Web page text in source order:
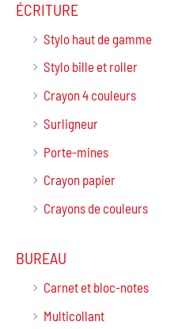
ÉCRITURE
Stylo haut de gamme
Stylo bille et roller
Crayon 4 couleurs
Surligneur
Porte-mines
Crayon papier
Crayons de couleurs
BUREAU
Carnet et bloc-notes
Multicollant